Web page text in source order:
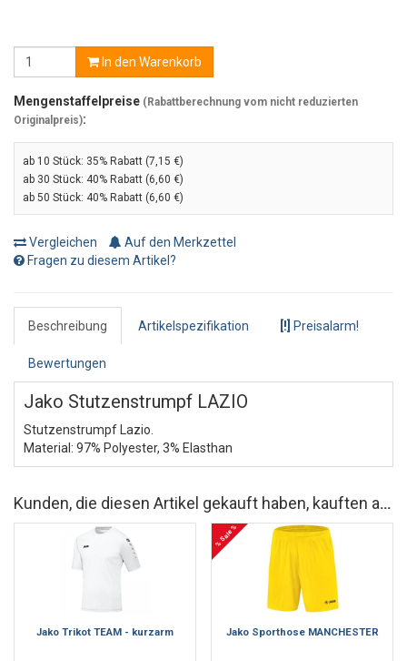
In den Warenkorb
Mengenstaffelpreise (Rabattberechnung vom nicht reduzierten
Originalpreis):
ab 10 Stück: 35% Rabatt (7,15 €)
ab 30 Stück: 40% Rabatt (6,60 €)
ab 50 Stück: 40% Rabatt (6,60 €)
Vergleichen
Auf den Merkzettel
Fragen zu diesem Artikel?
Beschreibung Artikelspezifikation [!] Preisalarm!
Bewertungen
Jako Stutzenstrumpf LAZIO
Stutzenstrumpf Lazio.
Material: 97% Polyester, 3% Elasthan
Kunden, die diesen Artikel gekauft haben, kauften auch
Jako Trikot TEAM - kurzarm
% Sale %
Jako Sporthose MANCHESTER